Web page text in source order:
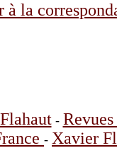
à la
-
- Xavier